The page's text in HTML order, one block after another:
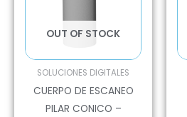
OUT OF STOCK
SOLUCIONES DIGITALES
CUERPO DE ESCANEO
PILAR CONICO –